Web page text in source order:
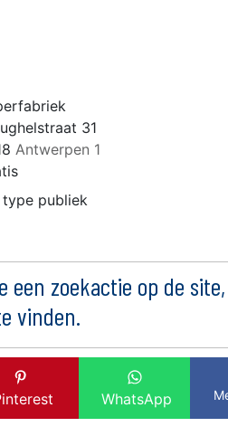
31
Antwerpen 1
type publiek
een zoekactie op de
vinden.
WhatsApp